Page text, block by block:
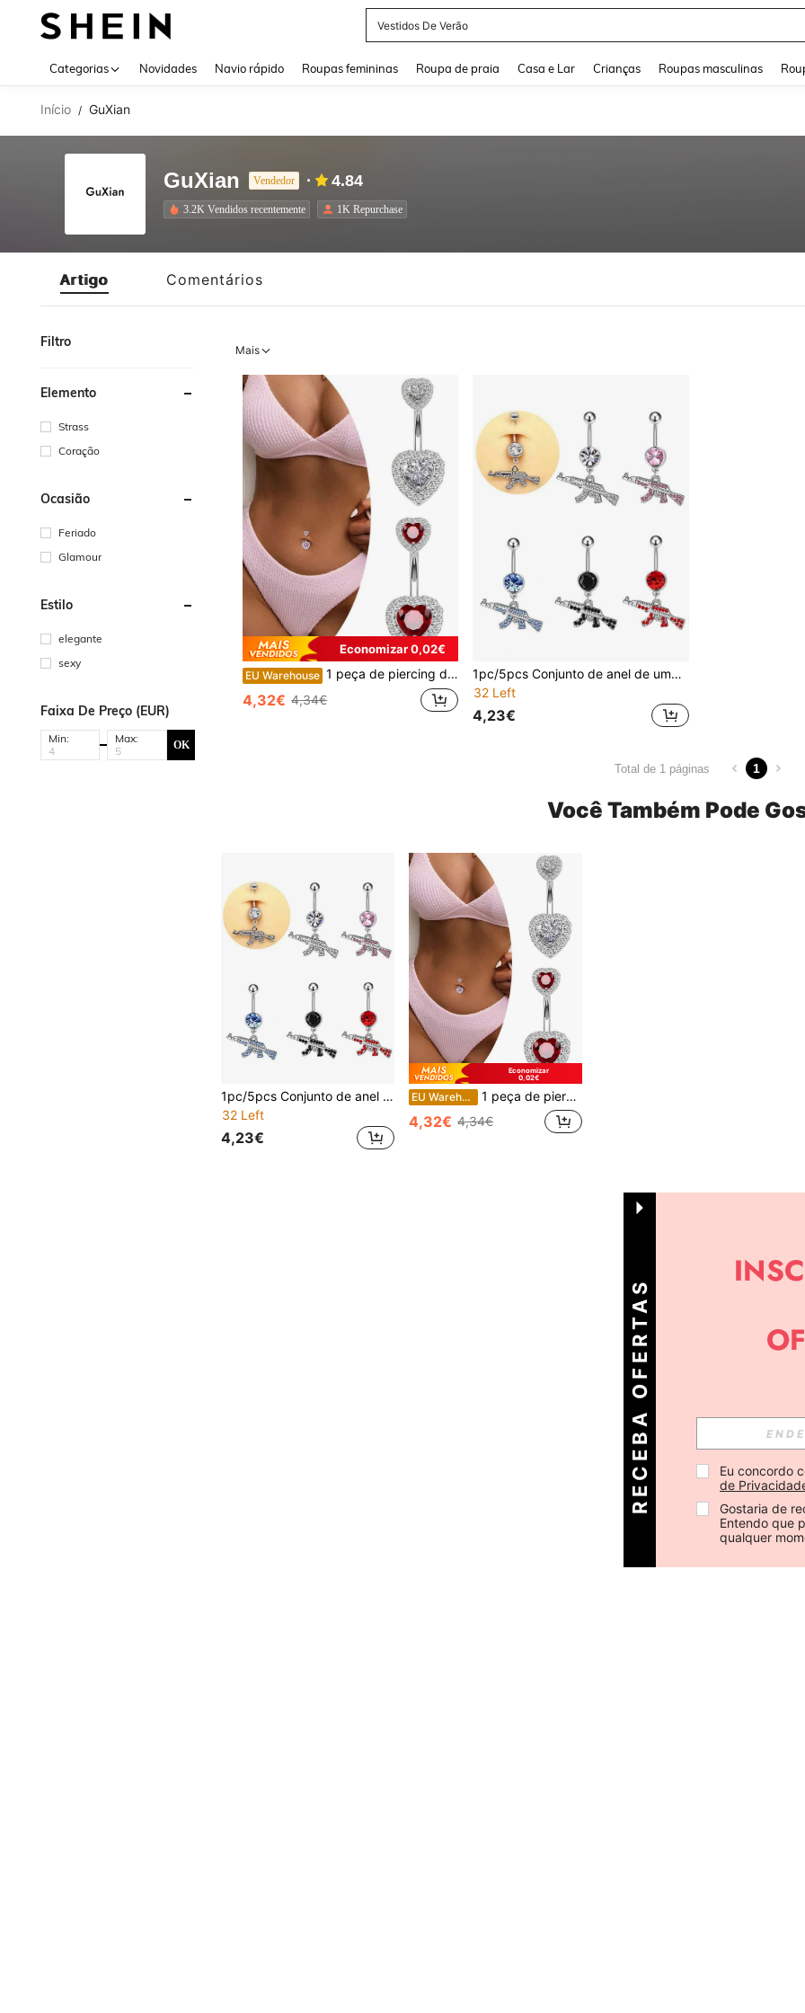
Vestidos De Verão
Categorias Novidades Navio rápido Roupas femininas Roupa de praia Casa e Lar Crianças Roupas masculinas
Início / GuXian
GuXian Vendedor 4.84
3.2K Vendidos recentemente 1K Repurchase
Artigo Comentários
Filtro
Elemento
Strass
Coração
Ocasião
Feriado
Glamour
Estilo
elegante
sexy
Faixa De Preço (EUR)
Min: Max: OK
Mais
Economizar 0,02€
EU Warehouse 1 peça de piercing de umbigo elegante e sexy em aço titânio, piercing de umbigo doce e descolado com strass em formato de coração, joia corporal feminina
4,32€ 4,34€
1pc/5pcs Conjunto de anel de umbigo com pingente de arma com strass em aço inoxidável 304, joia de piercing de umbigo sexy e personalizada unissexo, acessório de piercing corporal para uso diário, presente de férias para família e amigos
32 Left
4,23€
Total de 1 páginas 1
Você Também Pode
1pc/5pcs Conjunto de anel de umbigo com pingente de arma com strass em aço inoxidável 304, joia de piercing de umbigo sexy e personalizada unissexo, acessório de piercing corporal para uso diário, presente de férias para família e amigos
32 Left
4,23€
Economizar
0,02€
EU Warehouse 1 peça de piercing de umbigo elegante e sexy em aço titânio, piercing de umbigo doce e descolado com strass em formato de coração, joia corporal feminina
4,32€ 4,34€
R
E
C
E
B
A
O
E
R
T
A
S
D
I
Á
Eu concordo
de
Gostaria de
Entendo que
qualquer